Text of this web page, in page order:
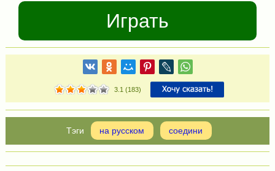
Играть
3.1 (183)
на русском соедини